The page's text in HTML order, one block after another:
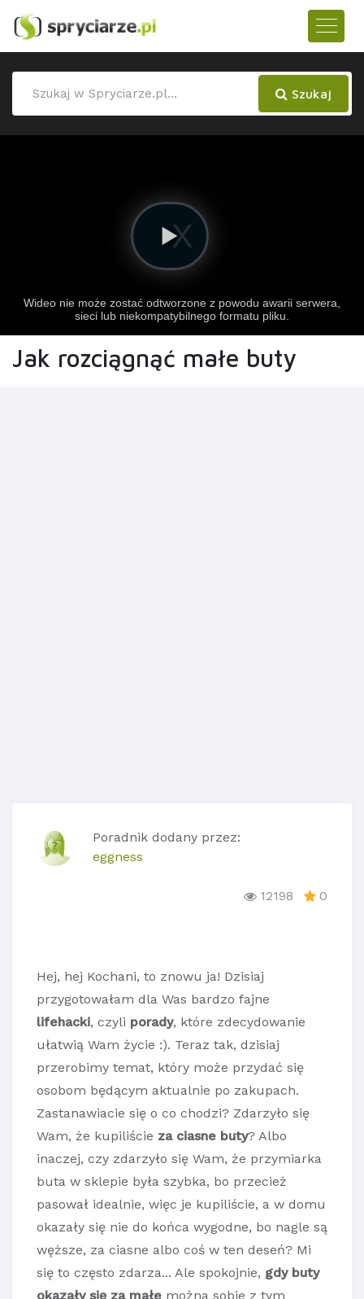
Szukaj
Jak rozciągnąć małe buty
Poradnik dodany przez:
eggness
12198 0
Hej, hej Kochani, to znowu ja! Dzisiaj
przygotowałam dla Was bardzo fajne
lifehacki, czyli porady, które zdecydowanie
ułatwią Wam życie :). Teraz tak, dzisiaj
przerobimy temat, który może przydać się
osobom będącym aktualnie po zakupach.
Zastanawiacie się o co chodzi? Zdarzyło się
Wam, że kupiliście za ciasne buty? Albo
inaczej, czy zdarzyło się Wam, że przymiarka
buta w sklepie była szybka, bo przecież
pasował idealnie, więc je kupiliście, a w domu
okazały się nie do końca wygodne, bo nagle są
węższe, za ciasne albo coś w ten deseń? Mi
się to często zdarza... Ale spokojnie, gdy buty
okazały się za małe można sobie z tym